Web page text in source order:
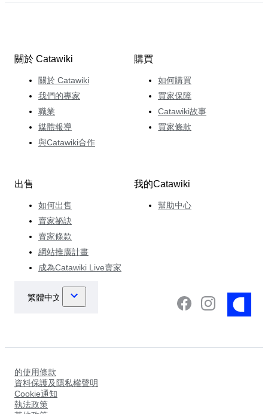
關於 Catawiki
關於 Catawiki
我們的專家
職業
媒體報導
與Catawiki合作
購買
如何購買
買家保障
Catawiki故事
買家條款
出售
如何出售
賣家祕訣
賣家條款
網站推廣計畫
成為Catawiki Live賣家
我的Catawiki
幫助中心
的使用條款
資料保護及隱私權聲明
Cookie通知
執法政策